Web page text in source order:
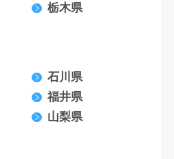
栃木県
石川県
福井県
山梨県